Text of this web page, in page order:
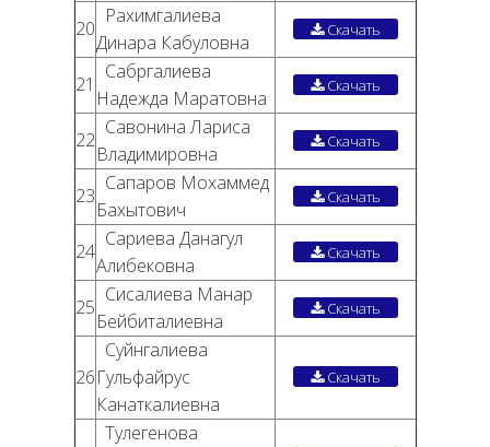
20
Рахимгалиева
Динара Кабуловна
Скачать
21
Сабргалиева
Надежда Маратовна
Скачать
22
Савонина Лариса
Владимировна
Скачать
23
Сапаров Мохаммед
Бахытович
Скачать
24
Сариева Данагул
Алибековна
Скачать
25
Сисалиева Манар
Бейбиталиевна
Скачать
26
Суйнгалиева
Гульфайрус
Канаткалиевна
Скачать
Тулегенова